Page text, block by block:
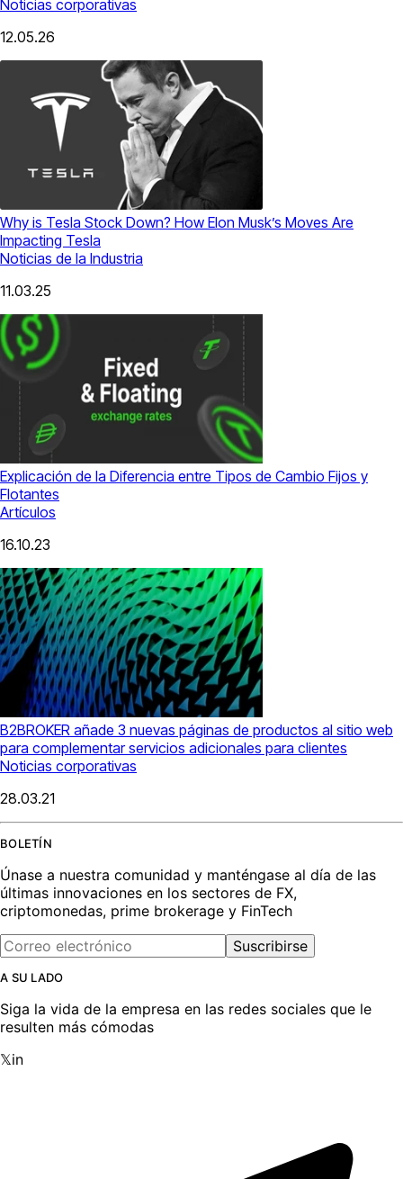
Noticias corporativas
12.05.26
Why is Tesla Stock Down? How Elon Musk’s Moves Are
Impacting Tesla
Noticias de la Industria
11.03.25
Explicación de la Diferencia entre Tipos de Cambio Fijos y
Flotantes
Artículos
16.10.23
B2BROKER añade 3 nuevas páginas de productos al sitio web
para complementar servicios adicionales para clientes
Noticias corporativas
28.03.21
BOLETÍN
Únase a nuestra comunidad y manténgase al día de las
últimas innovaciones en los sectores de FX,
criptomonedas, prime brokerage y FinTech
Suscribirse
A SU LADO
Siga la vida de la empresa en las redes sociales que le
resulten más cómodas
𝕏in